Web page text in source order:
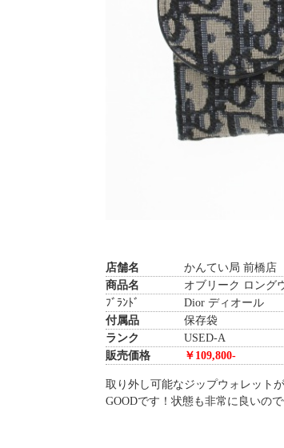
店舗名 かんてい局 前橋店
商品名 オブリーク ロングウ
ﾌﾞﾗﾝﾄﾞ Dior ディオール
付属品 保存袋
ランク
USED-A
販売価格
￥109,800-
取り外し可能なジップウォレット
GOODです！状態も非常に良いの